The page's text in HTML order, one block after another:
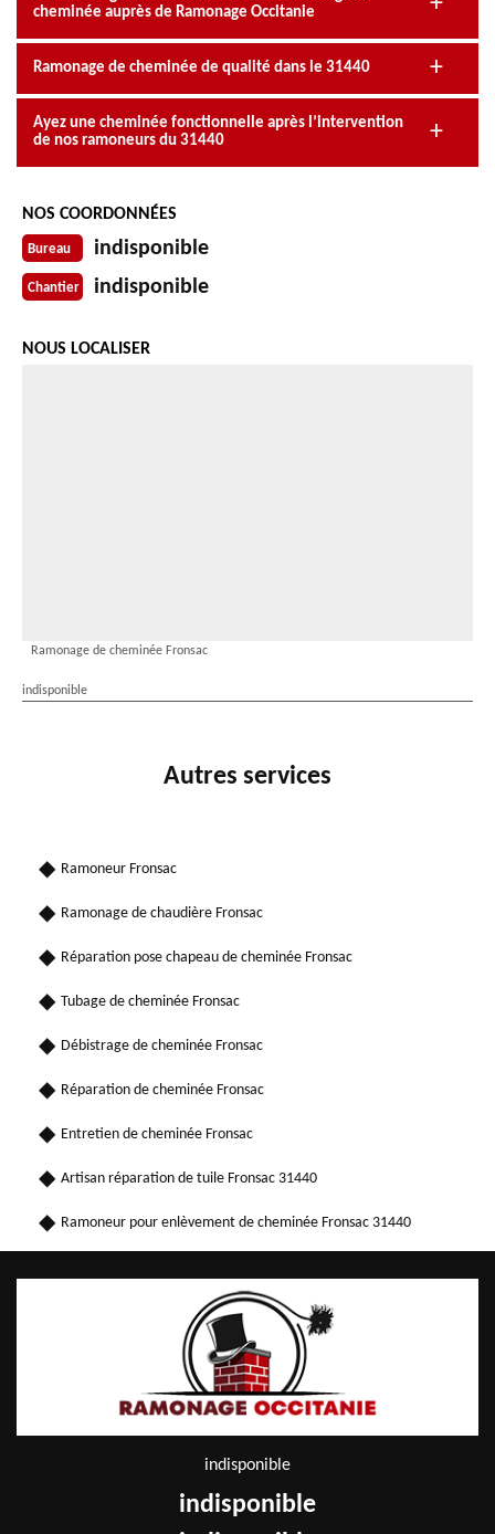
cheminée auprès de Ramonage Occitanie
Ramonage de cheminée de qualité dans le 31440
Ayez une cheminée fonctionnelle après l’intervention
de nos ramoneurs du 31440
NOS COORDONNÉES
Bureau indisponible
Chantier indisponible
NOUS LOCALISER
Ramonage de cheminée Fronsac
indisponible
Autres services
Ramoneur Fronsac
Ramonage de chaudière Fronsac
Réparation pose chapeau de cheminée Fronsac
Tubage de cheminée Fronsac
Débistrage de cheminée Fronsac
Réparation de cheminée Fronsac
Entretien de cheminée Fronsac
Artisan réparation de tuile Fronsac 31440
Ramoneur pour enlèvement de cheminée Fronsac 31440
indisponible
indisponible